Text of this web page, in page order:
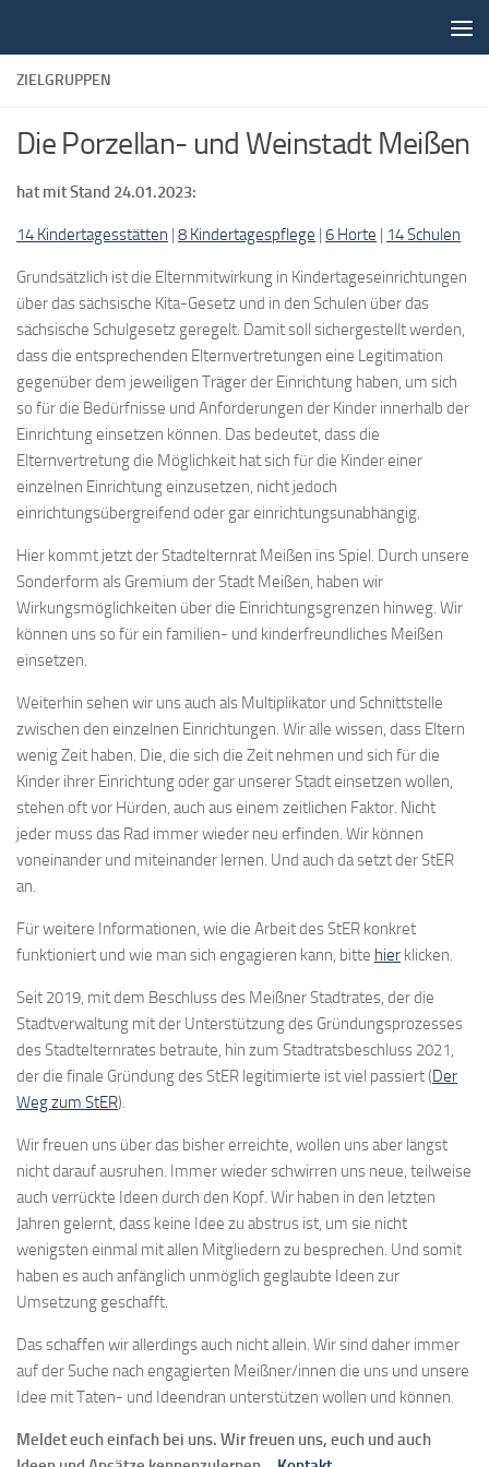
ZIELGRUPPEN
Die Porzellan- und Weinstadt Meißen
hat mit Stand 24.01.2023:
14 Kindertagesstätten | 8 Kindertagespflege | 6 Horte | 14 Schulen
Grundsätzlich ist die Elternmitwirkung in Kindertageseinrichtungen
über das sächsische Kita-Gesetz und in den Schulen über das
sächsische Schulgesetz geregelt. Damit soll sichergestellt werden,
dass die entsprechenden Elternvertretungen eine Legitimation
gegenüber dem jeweiligen Träger der Einrichtung haben, um sich
so für die Bedürfnisse und Anforderungen der Kinder innerhalb der
Einrichtung einsetzen können. Das bedeutet, dass die
Elternvertretung die Möglichkeit hat sich für die Kinder einer
einzelnen Einrichtung einzusetzen, nicht jedoch
einrichtungsübergreifend oder gar einrichtungsunabhängig.
Hier kommt jetzt der Stadtelternrat Meißen ins Spiel. Durch unsere
Sonderform als Gremium der Stadt Meißen, haben wir
Wirkungsmöglichkeiten über die Einrichtungsgrenzen hinweg. Wir
können uns so für ein familien- und kinderfreundliches Meißen
einsetzen.
Weiterhin sehen wir uns auch als Multiplikator und Schnittstelle
zwischen den einzelnen Einrichtungen. Wir alle wissen, dass Eltern
wenig Zeit haben. Die, die sich die Zeit nehmen und sich für die
Kinder ihrer Einrichtung oder gar unserer Stadt einsetzen wollen,
stehen oft vor Hürden, auch aus einem zeitlichen Faktor. Nicht
jeder muss das Rad immer wieder neu erfinden. Wir können
voneinander und miteinander lernen. Und auch da setzt der StER
an.
Für weitere Informationen, wie die Arbeit des StER konkret
funktioniert und wie man sich engagieren kann, bitte hier klicken.
Seit 2019, mit dem Beschluss des Meißner Stadtrates, der die
Stadtverwaltung mit der Unterstützung des Gründungsprozesses
des Stadtelternrates betraute, hin zum Stadtratsbeschluss 2021,
der die finale Gründung des StER legitimierte ist viel passiert (Der
Weg zum StER).
Wir freuen uns über das bisher erreichte, wollen uns aber längst
nicht darauf ausruhen. Immer wieder schwirren uns neue, teilweise
auch verrückte Ideen durch den Kopf. Wir haben in den letzten
Jahren gelernt, dass keine Idee zu abstrus ist, um sie nicht
wenigsten einmal mit allen Mitgliedern zu besprechen. Und somit
haben es auch anfänglich unmöglich geglaubte Ideen zur
Umsetzung geschafft.
Das schaffen wir allerdings auch nicht allein. Wir sind daher immer
auf der Suche nach engagierten Meißner/innen die uns und unsere
Idee mit Taten- und Ideendran unterstützen wollen und können.
Meldet euch einfach bei uns. Wir freuen uns, euch und auch